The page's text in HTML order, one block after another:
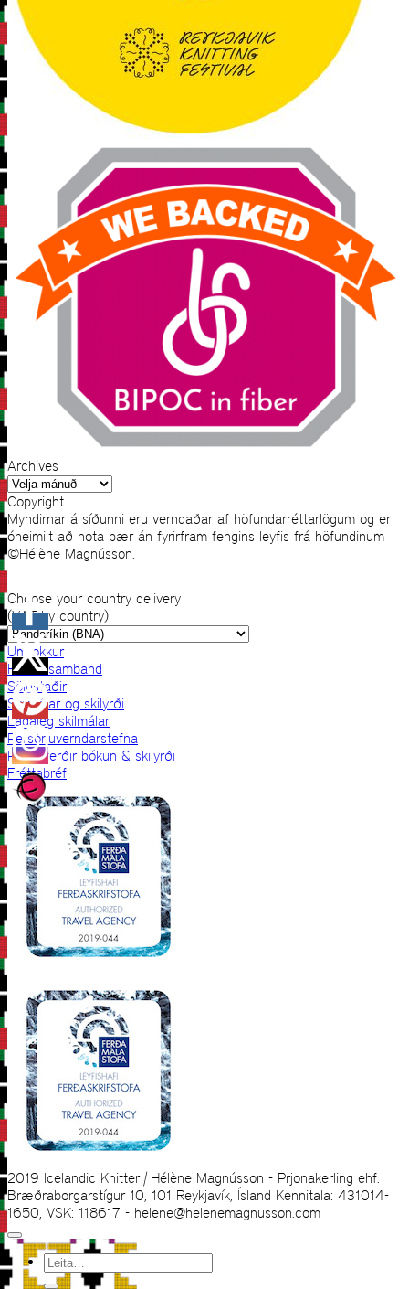
Archives
Archives
Copyright
Myndirnar á síðunni eru verndaðar af höfundarréttarlögum og er
óheimilt að nota þær án fyrirfram fengins leyfis frá höfundinum
©Hélène Magnússon.
Choose your country delivery
(VAT by country)
Um okkur
Hafðu samband
Sölustaðir
Skilmálar og skilyrði
Lagaleg skilmálar
Persónuverndarstefna
Prjónaferðir bókun & skilyrði
Fréttabréf
2019 Icelandic Knitter | Hélène Magnússon - Prjonakerling ehf.
Bræðraborgarstígur 10, 101 Reykjavík, Ísland Kennitala: 431014-
1650, VSK: 118617 - helene@helenemagnusson.com
Leita
eftir: